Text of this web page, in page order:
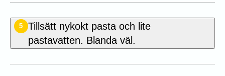
5
Tillsätt nykokt pasta och lite
pastavatten. Blanda väl.